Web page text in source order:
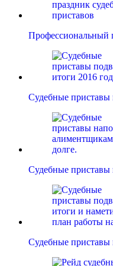
Профессиональный
Судебные приставы
Судебные
Судебные